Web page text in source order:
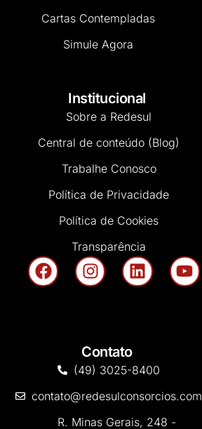
Cartas Contempladas
Simule Agora
Institucional
Sobre a Redesul
Central de conteúdo (Blog)
Trabalhe Conosco
Política de Privacidade
Política de Cookies
Transparência
Contato
(49) 3025-8400
contato@redesulconsorcios.com
R. Minas Gerais, 248 -